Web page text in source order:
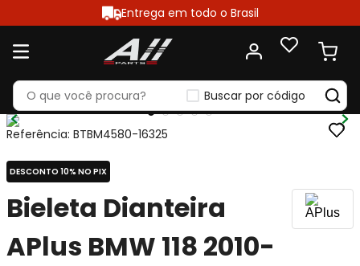
Entrega em todo o Brasil
Buscar por código
Referência: BTBM4580-16325
DESCONTO 10% NO PIX
Bieleta Dianteira
APlus BMW 118 2010-